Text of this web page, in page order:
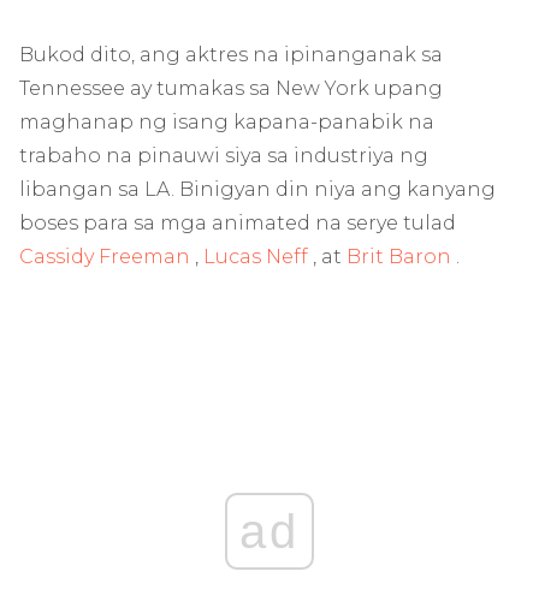
Bukod dito, ang aktres na ipinanganak sa
Tennessee ay tumakas sa New York upang
maghanap ng isang kapana-panabik na
trabaho na pinauwi siya sa industriya ng
libangan sa LA. Binigyan din niya ang kanyang
boses para sa mga animated na serye tulad
Cassidy Freeman
Lucas Neff , at Brit Baron
ad